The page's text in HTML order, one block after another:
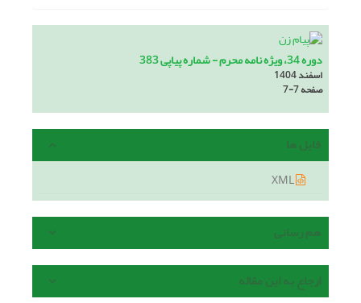
دوره 34، ویژه نامه محرم - شماره پیاپی 383
اسفند 1404
صفحه7-7
فایل ها
هم رسانی
ارجاع به این مقاله